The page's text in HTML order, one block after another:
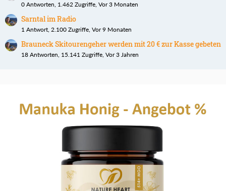
0 Antworten, 1.462 Zugriffe, Vor 3 Monaten
Sarntal im Radio
1 Antwort, 2.100 Zugriffe, Vor 9 Monaten
Brauneck Skitourengeher werden mit 20 € zur Kasse gebeten
18 Antworten, 15.141 Zugriffe, Vor 3 Jahren